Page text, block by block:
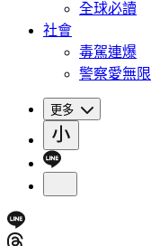
全球必讀
社會
毒駕連爆
警察愛無限
更多